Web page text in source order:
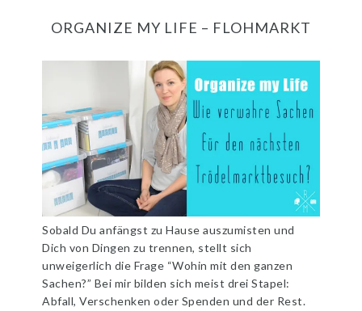
ORGANIZE MY LIFE – FLOHMARKT
Sobald Du anfängst zu Hause auszumisten und
Dich von Dingen zu trennen, stellt sich
unweigerlich die Frage “Wohin mit den ganzen
Sachen?” Bei mir bilden sich meist drei Stapel:
Abfall, Verschenken oder Spenden und der Rest.